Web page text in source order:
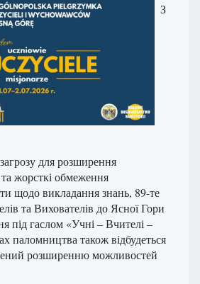
З
для розширення
жорсткі обмеження
щодо викладання знань, 89-те
та Вихователів до Ясної Гори
під гаслом «Учні – Вчителі –
паломництва також відбудеться
розширенню можливостей